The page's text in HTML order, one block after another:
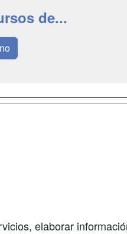
de...
elaborar